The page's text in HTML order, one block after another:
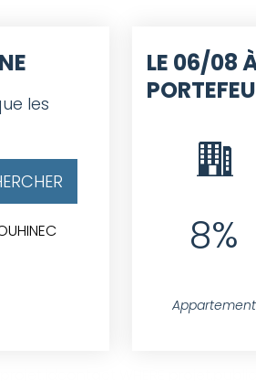
les
LE 06/08
8%
Appartement